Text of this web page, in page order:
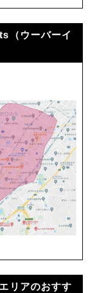
（ウーバーイ
リアのおすす